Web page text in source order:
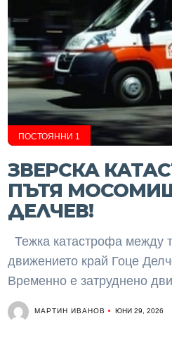
ПОСТОЯННИ 1
ЗВЕРСКА
ПЪТЯ
ДЕЛЧЕВ!
Тежка катастрофа между
движението край Гоце
Временно е затруднено
МАРТИН ИВАНОВ ЮНИ 29, 2026